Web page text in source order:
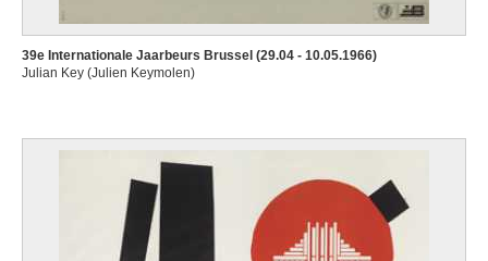
39e Internationale Jaarbeurs Brussel (29.04 - 10.05.1966)
Julian Key (Julien Keymolen)